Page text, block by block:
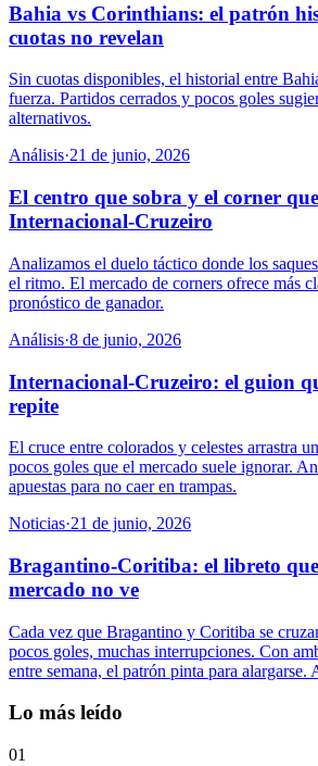
Bahia vs Corinthians: el patrón
cuotas no revelan
Sin cuotas disponibles, el historial entre
fuerza. Partidos cerrados y pocos goles
alternativos.
Análisis·21 de junio, 2026
El centro que sobra y el corner
Internacional-Cruzeiro
Analizamos el duelo táctico donde los
el ritmo. El mercado de corners ofrece más
pronóstico de ganador.
Análisis·8 de junio, 2026
Internacional-Cruzeiro: el guion
repite
El cruce entre colorados y celestes arrastra
pocos goles que el mercado suele ignorar.
apuestas para no caer en trampas.
Noticias·21 de junio, 2026
Bragantino-Coritiba: el libreto que
mercado no ve
Cada vez que Bragantino y Coritiba se
pocos goles, muchas interrupciones. Con
entre semana, el patrón pinta para alargarse.
Lo más leído
01